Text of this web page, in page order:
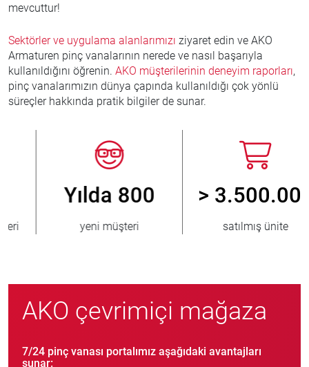
mevcuttur!
Sektörler ve uygulama alanlarımızı ziyaret edin ve AKO
Armaturen pinç vanalarının nerede ve nasıl başarıyla
kullanıldığını öğrenin. AKO müşterilerinin deneyim raporları,
pinç vanalarımızın dünya çapında kullanıldığı çok yönlü
süreçler hakkında pratik bilgiler de sunar.
Yılda 800
yeni müşteri
> 3.500.000
satılmış ünite
AKO çevrimiçi mağaza
7/24 pinç vanası portalımız aşağıdaki avantajları
sunar: